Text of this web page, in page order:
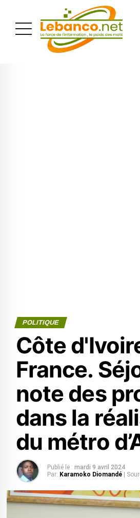
POLITIQUE
Côte
France.
note des
dans la
du métro
Publié le : mardi 9 avril 2024
Par: Karamoko Diomandé |